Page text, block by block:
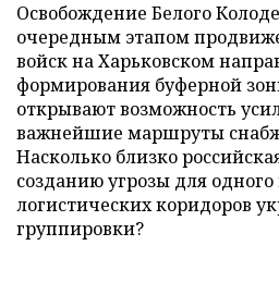
Освобождение Белого
очередным этапом
войск на Харьковском
формирования буферной
открывают возможность
важнейшие маршруты
Насколько близко
созданию угрозы для
логистических коридоров
группировки?